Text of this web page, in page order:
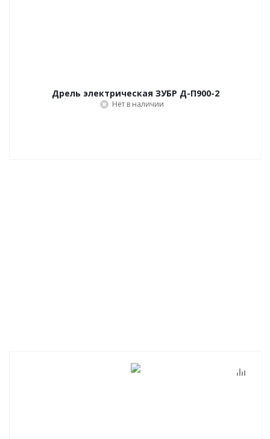
Дрель электрическая ЗУБР Д-П900-2
Нет в наличии